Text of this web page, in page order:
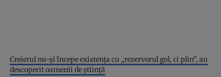
Creierul nu-și începe existența cu „rezervorul gol, ci plin”, au
descoperit oamenii de știință